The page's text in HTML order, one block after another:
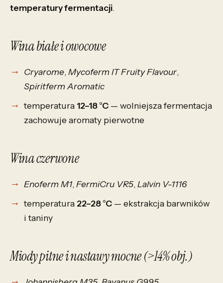
temperatury fermentacji.
Wina białe i owocowe
Cryarome, Mycoferm IT Fruity Flavour,
Spiritferm Aromatic
temperatura 12–18 °C — wolniejsza fermentacja
zachowuje aromaty pierwotne
Wina czerwone
Enoferm M1, FermiCru VR5, Lalvin V-1116
temperatura 22–28 °C — ekstrakcja barwników
i taniny
Miody pitne i nastawy mocne (>14% obj.)